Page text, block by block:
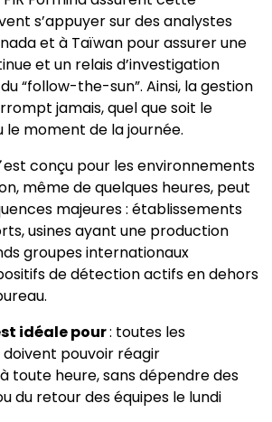
s’appuyer sur des analystes
et à Taïwan pour assurer une
et un relais d’investigation
“follow-the-sun”. Ainsi, la gestion
jamais, quel que soit le
le moment de la journée.
est conçu pour les environnements
même de quelques heures, peut
majeures : établissements
usines ayant une production
groupes internationaux
de détection actifs en dehors
idéale pour: toutes les
pouvoir réagir
toute heure, sans dépendre des
du retour des équipes le lundi